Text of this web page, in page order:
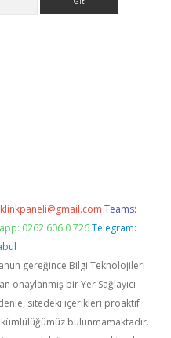
Teams:
0262 606 0 726 Telegram:
gereğince Bilgi Teknolojileri
onaylanmış bir Yer Sağlayıcı
sitedeki içerikleri proaktif
bulunmamaktadır.